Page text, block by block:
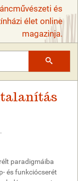
és
élet online
magazinja.
paradigmáiba
és funkciócserét